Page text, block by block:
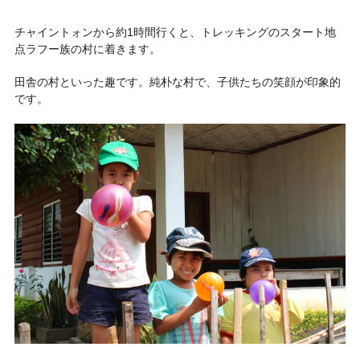
チャイントォンから約1時間行くと、トレッキングのスタート地
点ラフー族の村に着きます。
田舎の村といった趣です。純朴な村で、子供たちの笑顔が印象的
です。